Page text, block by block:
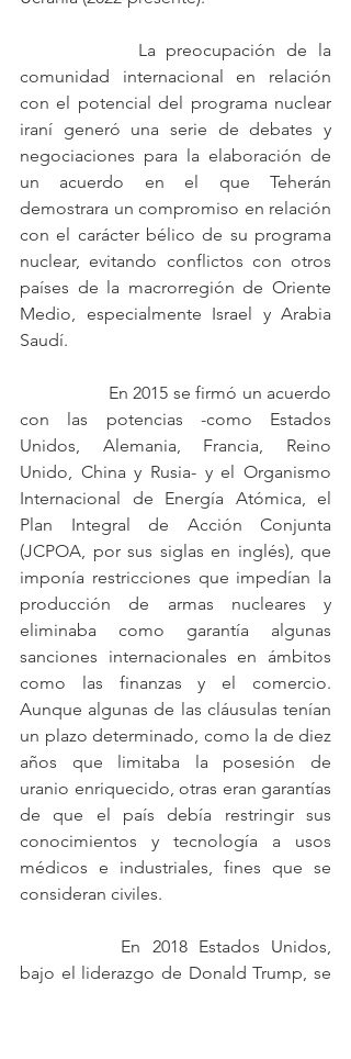
comunidad internacional en relación
con el potencial del programa nuclear
iraní generó una serie de debates y
negociaciones para la elaboración de
un acuerdo en el que Teherán
demostrara un compromiso en relación
con el carácter bélico de su programa
nuclear, evitando conflictos con otros
países de la macrorregión de Oriente
Medio, especialmente Israel y Arabia
Saudí.
con las potencias -como Estados
Unidos, Alemania, Francia, Reino
Unido, China y Rusia- y el Organismo
Internacional de Energía Atómica, el
Plan Integral de Acción Conjunta
(JCPOA, por sus siglas en inglés), que
imponía restricciones que impedían la
producción de armas nucleares y
eliminaba como garantía algunas
sanciones internacionales en ámbitos
como las finanzas y el comercio.
Aunque algunas de las cláusulas tenían
un plazo determinado, como la de diez
años que limitaba la posesión de
uranio enriquecido, otras eran garantías
de que el país debía restringir sus
conocimientos y tecnología a usos
médicos e industriales, fines que se
consideran civiles.
bajo el liderazgo de Donald Trump, se